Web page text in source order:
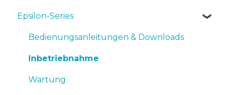
Epsilon-Series
Bedienungsanleitungen & Downloads
Inbetriebnahme
Wartung